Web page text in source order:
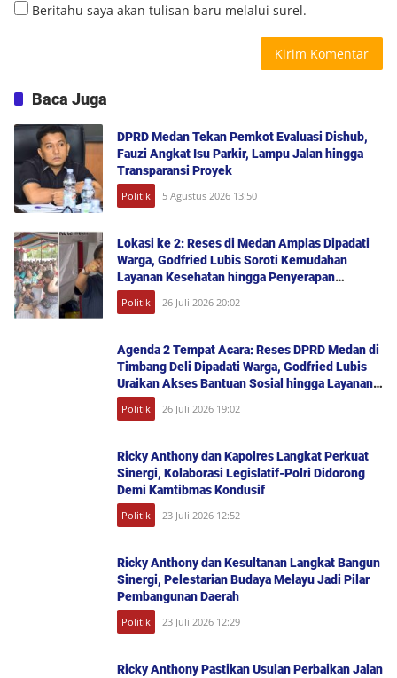
Beritahu saya akan tulisan baru melalui surel.
Baca Juga
DPRD Medan Tekan Pemkot Evaluasi Dishub,
Fauzi Angkat Isu Parkir, Lampu Jalan hingga
Transparansi Proyek
Politik 5 Agustus 2026 13:50
Lokasi ke 2: Reses di Medan Amplas Dipadati
Warga, Godfried Lubis Soroti Kemudahan
Layanan Kesehatan hingga Penyerapan
Aspirasi Publik
Politik 26 Juli 2026 20:02
Agenda 2 Tempat Acara: Reses DPRD Medan di
Timbang Deli Dipadati Warga, Godfried Lubis
Uraikan Akses Bantuan Sosial hingga Layanan
UHC
Politik 26 Juli 2026 19:02
Ricky Anthony dan Kapolres Langkat Perkuat
Sinergi, Kolaborasi Legislatif-Polri Didorong
Demi Kamtibmas Kondusif
Politik 23 Juli 2026 12:52
Ricky Anthony dan Kesultanan Langkat Bangun
Sinergi, Pelestarian Budaya Melayu Jadi Pilar
Pembangunan Daerah
Politik 23 Juli 2026 12:29
Ricky Anthony Pastikan Usulan Perbaikan Jalan